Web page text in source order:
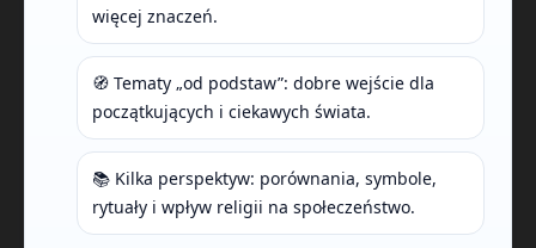
więcej znaczeń.
🧭 Tematy „od podstaw”: dobre wejście dla
początkujących i ciekawych świata.
📚 Kilka perspektyw: porównania, symbole,
rytuały i wpływ religii na społeczeństwo.